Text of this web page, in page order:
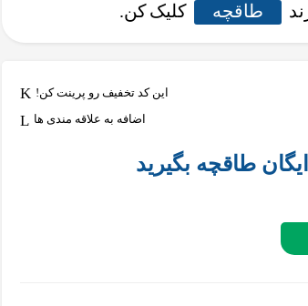
طاقچه کلیک کن.
این کد تخفیف رو پرینت کن!
اضافه به علاقه مندی ها
طاقچه بگیرید